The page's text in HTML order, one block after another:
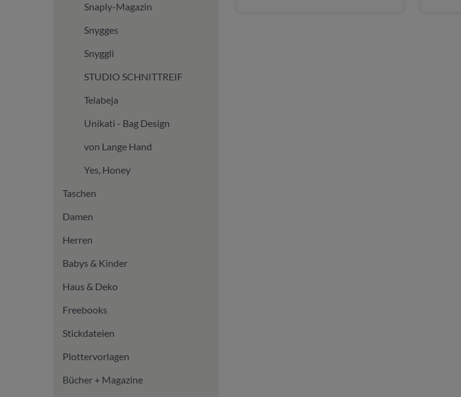
Snaply-Magazin
Snygges
Snyggli
STUDIO SCHNITTREIF
Telabeja
Unikati - Bag Design
von Lange Hand
Yes, Honey
Taschen
Damen
Herren
Babys & Kinder
Haus & Deko
Freebooks
Stickdateien
Plottervorlagen
Bücher + Magazine